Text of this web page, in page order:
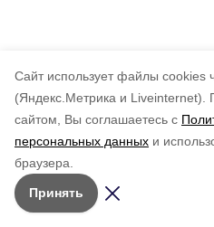
Cайт использует файлы cookies
(Яндекс.Метрика и Liveinternet).
сайтом, Вы соглашаетесь с
персональных данных и
браузера.
Принять